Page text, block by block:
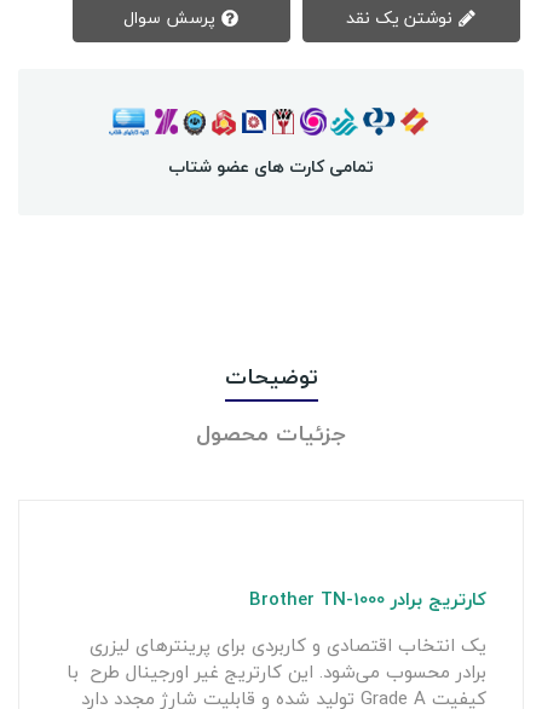
تمامی کارت های عضو شتاب
توضیحات
جزئیات محصول
کارتریج برادر Brother TN-1000
یک انتخاب اقتصادی و کاربردی برای پرینترهای لیزری
برادر محسوب می‌شود. این کارتریج غیر اورجینال طرح با
کیفیت Grade A تولید شده و قابلیت شارژ مجدد دارد